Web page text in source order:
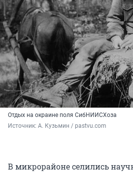
Отдых на окраине поля СибНИИСХоза
Источник: А. Кузьмин / pastvu.com
В микрорайоне селились